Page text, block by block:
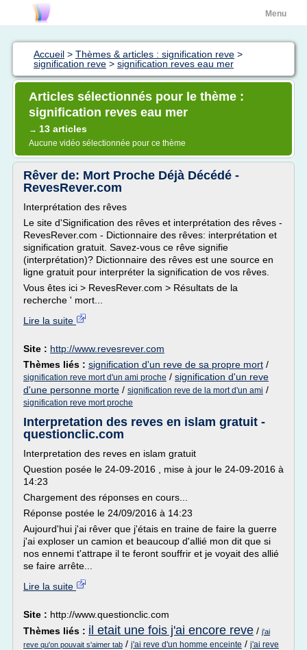
Menu
Accueil > Thèmes & articles : signification reve >
signification reve > signification reves eau mer
Articles sélectionnés pour le thème :
signification reves eau mer
→ 13 articles
Aucune vidéo sélectionnée pour ce thème
Rêver de: Mort Proche Déjà Décédé -
RevesRever.com
Interprétation des rêves
Le site d'Signification des rêves et interprétation des rêves -
RevesRever.com - Dictionnaire des rêves: interprétation et
signification gratuit. Savez-vous ce rêve signifie
(interprétation)? Dictionnaire des rêves est une source en
ligne gratuit pour interpréter la signification de vos rêves.
Vous êtes ici > RevesRever.com > Résultats de la
recherche ' mort...
Lire la suite
Site : http://www.revesrever.com
Thèmes liés : signification d'un reve de sa propre mort /
signification reve mort d'un ami proche / signification d'un reve
d'une personne morte / signification reve de la mort d'un ami /
signification reve mort proche
Interpretation des reves en islam gratuit -
questionclic.com
Interpretation des reves en islam gratuit
Question posée le 24-09-2016 , mise à jour le 24-09-2016 à
14:23
Chargement des réponses en cours...
Réponse postée le 24/09/2016 à 14:23
Aujourd'hui j'ai rêver que j'étais en traine de faire la guerre
j'ai exploser un camion et beaucoup d'allié mon dit que si
nos ennemi t'attrape il te feront souffrir et je voyait des allié
se faire arrête...
Lire la suite
Site : http://www.questionclic.com
Thèmes liés : il etait une fois j'ai encore reve / j'ai
reve qu'on pouvait s'aimer tab / j'ai reve d'un homme enceinte / j'ai reve